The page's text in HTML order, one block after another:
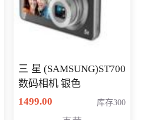
三星(SAMSUNG)ST700
数码相机 银色
1499.00
库存300